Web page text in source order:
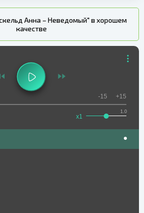
Анна – Неведомый" в хорошем
качестве
1.0
x1
-15 +15